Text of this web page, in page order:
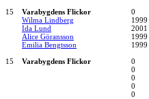
15
Varabygdens Flickor 0
Wilma Lindberg
1999
Ida Lund
2001
Alice Göransson
1999
Emilia Bengtsson
1999
15
Varabygdens Flickor 0
0
0
0
0